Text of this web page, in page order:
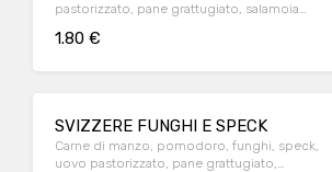
pastorizzato, pane grattugiato, salamoia
1.80 €
SVIZZERE FUNGHI E SPECK
Carne di manzo, pomodoro, funghi, speck,
uovo pastorizzato, pane grattugiato,